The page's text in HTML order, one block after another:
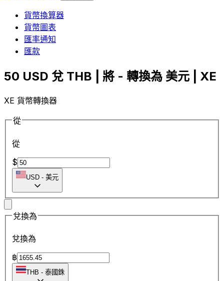
貨幣換算器
貨幣圖表
匯率通知
匯款
50 USD 兌 THB | 將 - 轉換為 美元 | XE
XE 貨幣轉換器
從
從
$
USD - 美元
兌換為
兌換為
฿
THB - 泰國銖